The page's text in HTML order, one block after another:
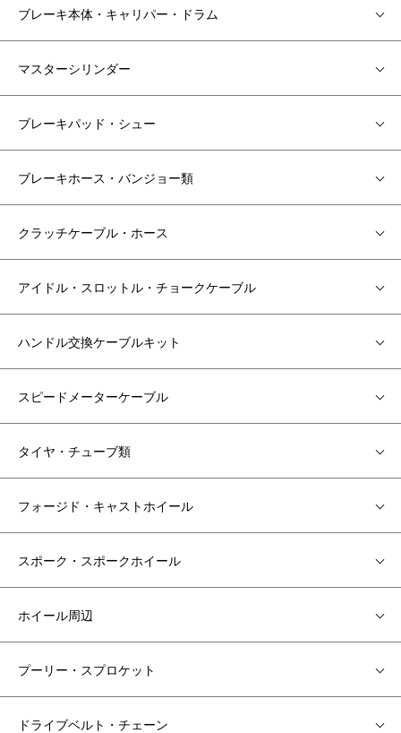
ブレーキ本体・キャリパー・ドラム
マスターシリンダー
ブレーキパッド・シュー
ブレーキホース・バンジョー類
クラッチケーブル・ホース
アイドル・スロットル・チョークケーブル
ハンドル交換ケーブルキット
スピードメーターケーブル
タイヤ・チューブ類
フォージド・キャストホイール
スポーク・スポークホイール
ホイール周辺
プーリー・スプロケット
ドライブベルト・チェーン